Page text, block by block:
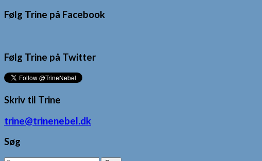
Følg Trine på Facebook
Følg Trine på Twitter
Skriv til Trine
trine@trinenebel.dk
Søg